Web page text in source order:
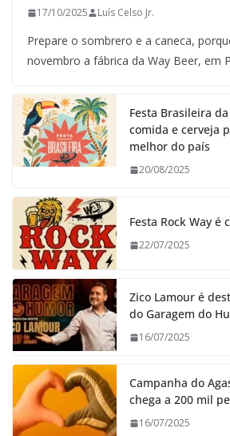
17/10/2025 Luís Celso Jr.
Prepare o sombrero e a caneca,
novembro a fábrica da Way Beer, em
Festa Brasileira
comida e cerveja
melhor do país
20/08/2025
Festa Rock Way é
22/07/2025
Zico Lamour é
do Garagem do
16/07/2025
Campanha do
chega a 200 mil
16/07/2025